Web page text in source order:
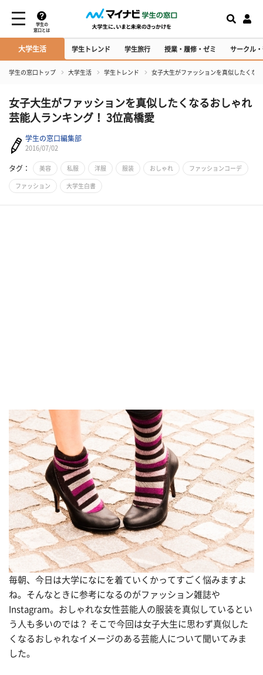
学生の
窓口とは
大学生活 学生トレンド 学生旅行 授業・履修・ゼミ サークル
学生の窓口トップ 大学生活 学生トレンド 女子大生がファッションを真似したくな
女子大生がファッションを真似したくなるおしゃれ
芸能人ランキング！ 3位高橋愛
学生の窓口編集部
2016/07/02
タグ： 美容 私服 洋服 服装 おしゃれ ファッションコーデ
ファッション 大学生白書
毎朝、今日は大学になにを着ていくかってすごく悩みますよ
ね。そんなときに参考になるのがファッション雑誌や
Instagram。おしゃれな女性芸能人の服装を真似しているとい
う人も多いのでは？ そこで今回は女子大生に思わず真似した
くなるおしゃれなイメージのある芸能人について聞いてみま
した。